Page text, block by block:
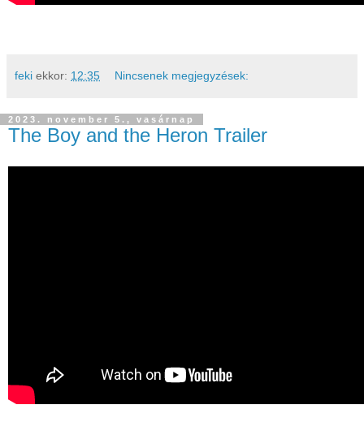
feki ekkor: 12:35 Nincsenek megjegyzések:
2023. november 5., vasárnap
The Boy and the Heron Trailer